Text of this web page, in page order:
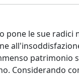
pone le sue radici
patrimonio
Considerando